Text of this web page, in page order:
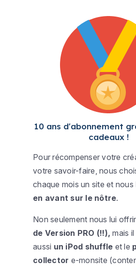
10 ans d'abonnement
cadeaux !
Pour récompenser votre
votre savoir-faire, nous
chaque mois un site et nous
en avant sur le nôtre.
Non seulement nous lui
de Version PRO (!!), mais
aussi un iPod shuffle et le
collector e-monsite